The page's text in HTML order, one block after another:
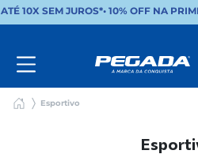
10X SEM JUROS*•10% OFF NA
Esportivo